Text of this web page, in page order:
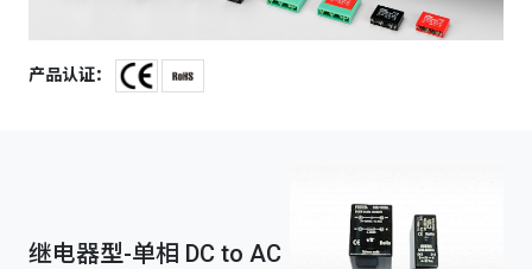
产品认证：
继电器型-单相 DC to AC